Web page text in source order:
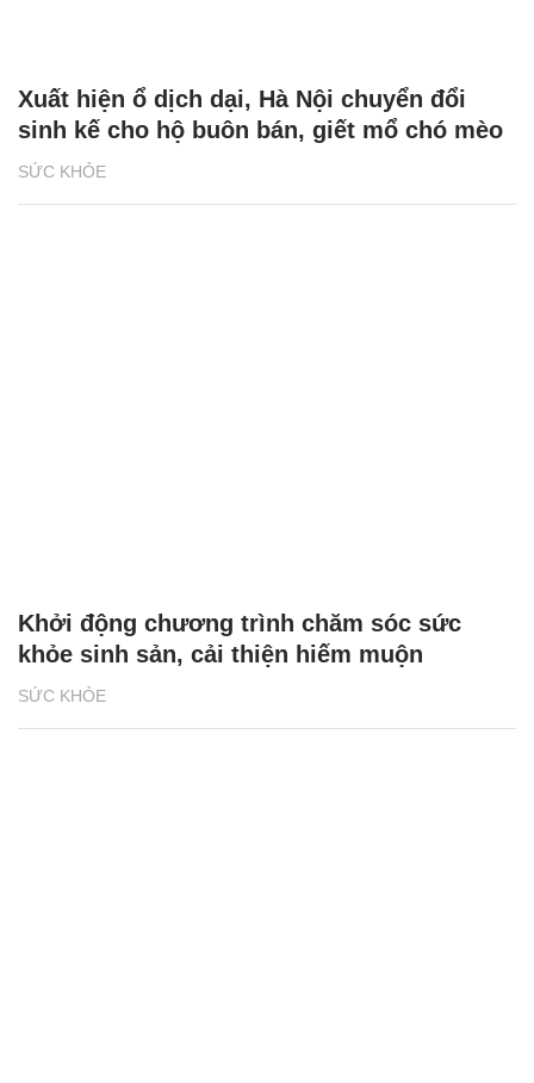
SỨC KHỎE
Xuất hiện ổ dịch dại, Hà Nội chuyển đổi
sinh kế cho hộ buôn bán, giết mổ chó mèo
SỨC KHỎE
Khởi động chương trình chăm sóc sức
khỏe sinh sản, cải thiện hiếm muộn